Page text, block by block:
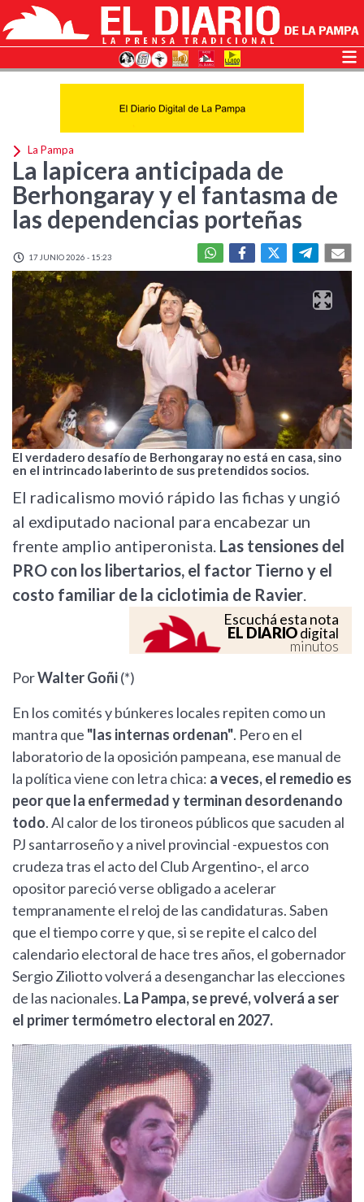
La Pampa
La lapicera anticipada de
Berhongaray y el fantasma de
las dependencias porteñas
17 JUNIO 2026 - 15:23
El verdadero desafío de Berhongaray no está en casa, sino
en el intrincado laberinto de sus pretendidos socios.
El radicalismo movió rápido las fichas y ungió
al exdiputado nacional para encabezar un
frente amplio antiperonista. Las tensiones del
PRO con los libertarios, el factor Tierno y el
costo familiar de la ciclotimia de Ravier.
Escuchá esta nota
EL DIARIOdigital
minutos
PorWalter Goñi(*)
En los comités y búnkeres locales repiten como un
mantra que "las internas ordenan". Pero en el
laboratorio de la oposición pampeana, ese manual de
la política viene con letra chica: a veces, el remedio es
peor que la enfermedad y terminan desordenando
todo. Al calor de los tironeos públicos que sacuden al
PJ santarroseño y a nivel provincial -expuestos con
crudeza tras el acto del Club Argentino-, el arco
opositor pareció verse obligado a acelerar
tempranamente el reloj de las candidaturas. Saben
que el tiempo corre y que, si se repite el calco del
calendario electoral de hace tres años, el gobernador
Sergio Ziliotto volverá a desenganchar las elecciones
de las nacionales. La Pampa, se prevé, volverá a ser
el primer termómetro electoral en 2027.